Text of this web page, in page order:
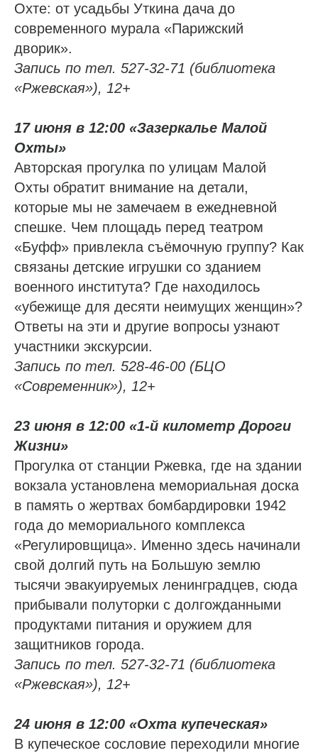
Охте: от усадьбы Уткина дача до
современного мурала «Парижский
дворик».
Запись по тел. 527-32-71 (библиотека
«Ржевская»), 12+
17 июня в 12:00 «Зазеркалье Малой
Охты»
Авторская прогулка по улицам Малой
Охты обратит внимание на детали,
которые мы не замечаем в ежедневной
спешке. Чем площадь перед театром
«Буфф» привлекла съёмочную группу? Как
связаны детские игрушки со зданием
военного института? Где находилось
«убежище для десяти неимущих женщин»?
Ответы на эти и другие вопросы узнают
участники экскурсии.
Запись по тел. 528-46-00 (БЦО
«Современник»), 12+
23 июня в 12:00 «1-й километр Дороги
Жизни»
Прогулка от станции Ржевка, где на здании
вокзала установлена мемориальная доска
в память о жертвах бомбардировки 1942
года до мемориального комплекса
«Регулировщица». Именно здесь начинали
свой долгий путь на Большую землю
тысячи эвакуируемых ленинградцев, сюда
прибывали полуторки с долгожданными
продуктами питания и оружием для
защитников города.
Запись по тел. 527-32-71 (библиотека
«Ржевская»), 12+
24 июня в 12:00 «Охта купеческая»
В купеческое сословие переходили многие